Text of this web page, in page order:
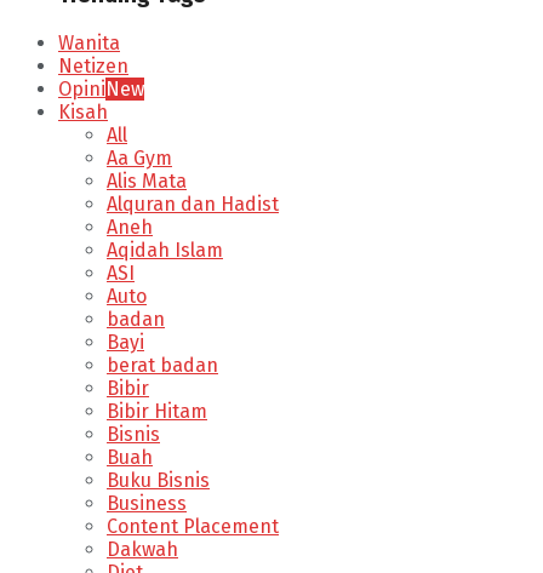
Wanita
Netizen
OpiniNew
Kisah
All
Aa Gym
Alis Mata
Alquran dan Hadist
Aneh
Aqidah Islam
ASI
Auto
badan
Bayi
berat badan
Bibir
Bibir Hitam
Bisnis
Buah
Buku Bisnis
Business
Content Placement
Dakwah